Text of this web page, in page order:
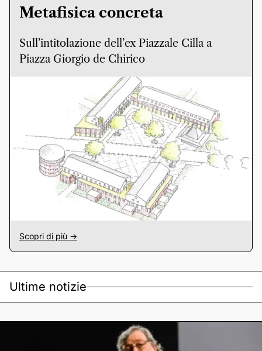
Metafisica concreta
Sull’intitolazione dell’ex Piazzale Cilla a
Piazza Giorgio de Chirico
Scopri di più ->
Ultime notizie